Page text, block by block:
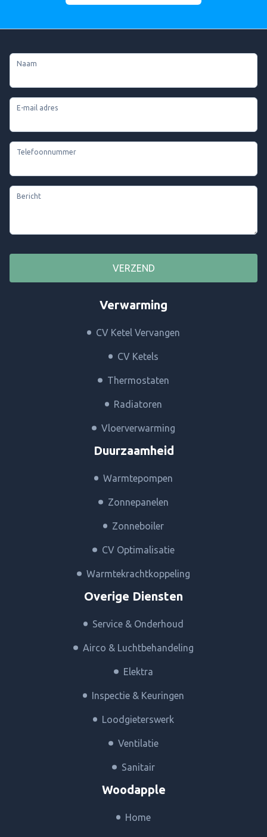
Verwarming
CV Ketel Vervangen
CV Ketels
Thermostaten
Radiatoren
Vloerverwarming
Duurzaamheid
Warmtepompen
Zonnepanelen
Zonneboiler
CV Optimalisatie
Warmtekrachtkoppeling
Overige Diensten
Service & Onderhoud
Airco & Luchtbehandeling
Elektra
Inspectie & Keuringen
Loodgieterswerk
Ventilatie
Sanitair
Woodapple
Home
Naam
E-mail adres
Telefoonnummer
Bericht
VERZEND